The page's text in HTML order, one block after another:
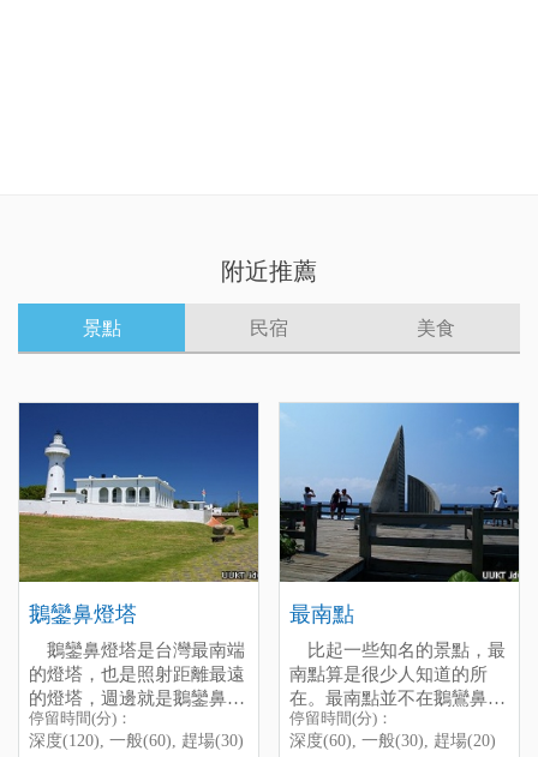
附近推薦
景點 民宿 美食
鵝鑾鼻燈塔
鵝鑾鼻燈塔是台灣最南端
的燈塔，也是照射距離最遠
的燈塔，週邊就是鵝鑾鼻公
園，白天可以到鵝鸞鼻公園
走走，晚上也可以來看燈
停留時間(分)：
深度(120), 一般(60), 趕場(30)
最南點
比起一些知名的景點，最
南點算是很少人知道的所
在。最南點並不在鵝鸞鼻公
園內，而在於鵝鸞鼻轉往龍
磐、佳樂水方向的路邊，上
停留時間(分)：
深度(60), 一般(30), 趕場(20)